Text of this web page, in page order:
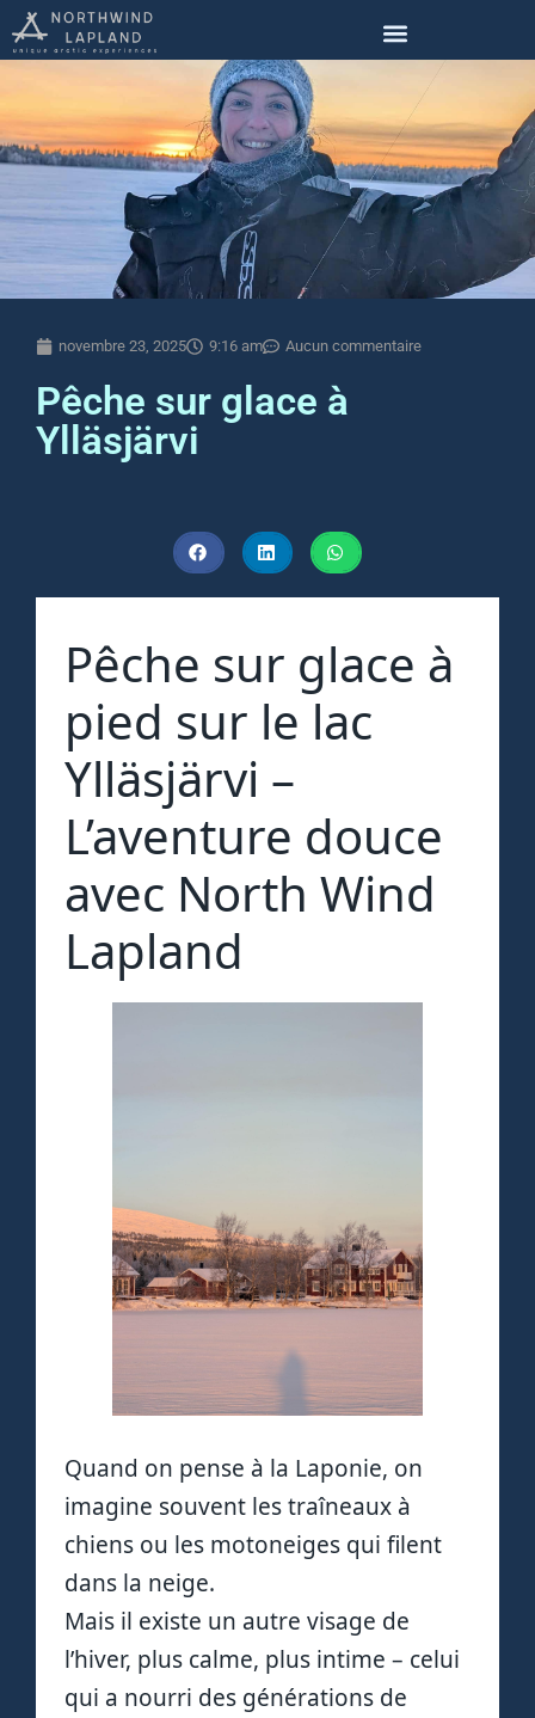
novembre 23, 2025 9:16 am Aucun commentaire
Pêche sur glace à
Ylläsjärvi
Pêche sur glace à
pied sur le lac
Ylläsjärvi –
L’aventure douce
avec North Wind
Lapland
Quand on pense à la Laponie, on
imagine souvent les traîneaux à
chiens ou les motoneiges qui filent
dans la neige.
Mais il existe un autre visage de
l’hiver, plus calme, plus intime – celui
qui a nourri des générations de